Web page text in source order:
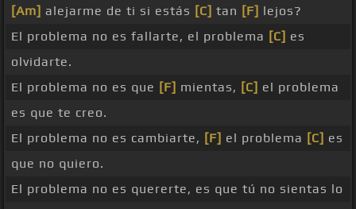
[Am] alejarme de ti si estás [C] tan [F] lejos?
El problema no es fallarte, el problema [C] es
olvidarte.
El problema no es que [F] mientas, [C] el problema
es que te creo.
El problema no es cambiarte, [F] el problema [C] es
que no quiero.
El problema no es quererte, es que tú no sientas lo